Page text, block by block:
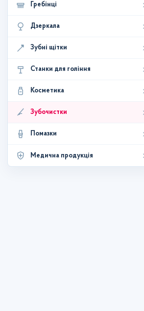
Гребінці
Дзеркала
Зубні щітки
Станки для гоління
Косметика
Зубочистки
Помазки
Медична продукція